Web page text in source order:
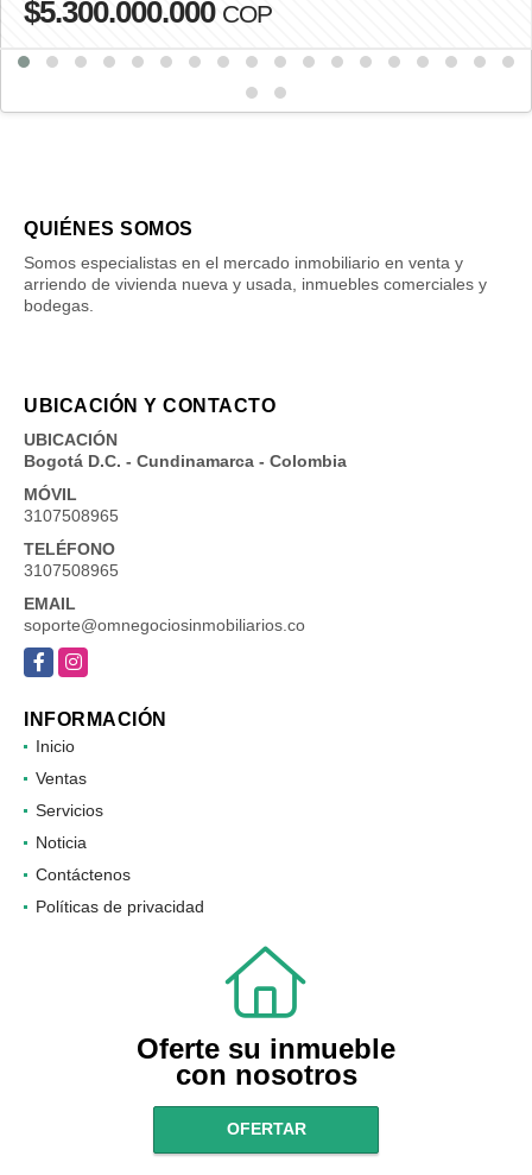
$5.300.000.000 COP
QUIÉNES SOMOS
Somos especialistas en el mercado inmobiliario en venta y
arriendo de vivienda nueva y usada, inmuebles comerciales y
bodegas.
UBICACIÓN Y CONTACTO
UBICACIÓN
Bogotá D.C. - Cundinamarca - Colombia
MÓVIL
3107508965
TELÉFONO
3107508965
EMAIL
soporte@omnegociosinmobiliarios.co
FacebookInstagram
INFORMACIÓN
Inicio
Ventas
Servicios
Noticia
Contáctenos
Políticas de privacidad
Oferte su inmueble
con nosotros
OFERTAR